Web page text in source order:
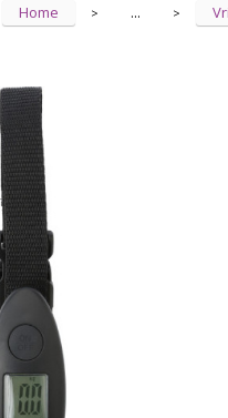
Home > ... >